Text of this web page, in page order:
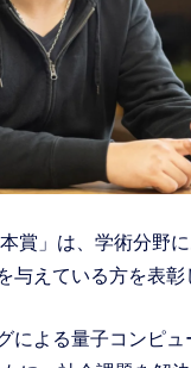
賞」は、学術分野
えている方を表彰
による量子コンピ